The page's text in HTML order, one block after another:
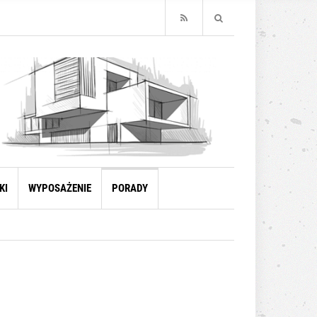
WYPOSAŻENIE PORADY